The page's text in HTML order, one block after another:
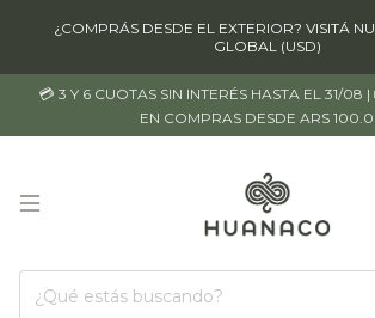
¿COMPRÁS DESDE EL EXTERIOR? VISITÁ
GLOBAL (USD)
💳 3 Y 6 CUOTAS SIN INTERÉS HASTA EL 31/08
EN COMPRAS DESDE ARS